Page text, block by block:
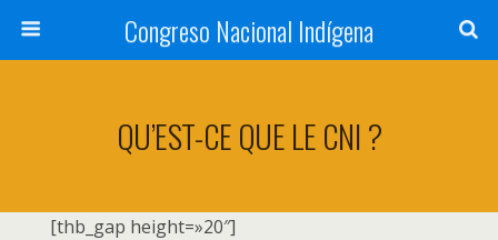
Congreso Nacional Indígena
QU’EST-CE QUE LE CNI ?
[thb_gap height=»20″]